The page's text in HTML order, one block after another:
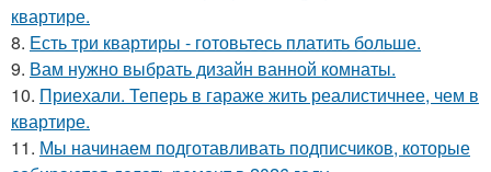
квартире.
8. Есть три квартиры - готовьтесь платить больше.
9. Вам нужно выбрать дизайн ванной комнаты.
10. Приехали. Теперь в гараже жить реалистичнее, чем в
квартире.
11. Мы начинаем подготавливать подписчиков, которые